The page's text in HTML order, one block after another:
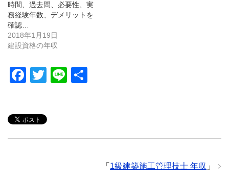
時間、過去問、必要性、実
務経験年数、デメリットを
確認…
2018年1月19日
建設資格の年収
F
e
b
T
er
Li
「 1級建築施工管理技士 年収 」